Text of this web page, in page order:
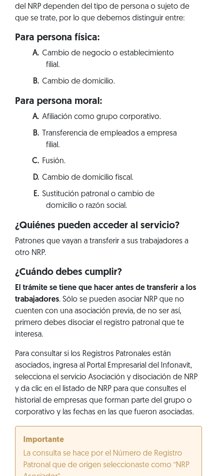
del NRP dependen del tipo de persona o sujeto de
que se trate, por lo que debemos distinguir entre:
Para persona física:
Cambio de negocio o establecimiento
filial.
Cambio de domicilio.
Para persona moral:
Afiliación como grupo corporativo.
Transferencia de empleados a empresa
filial.
Fusión.
Cambio de domicilio fiscal.
Sustitución patronal o cambio de
domicilio o razón social.
¿Quiénes pueden acceder al servicio?
Patrones que vayan a transferir a sus trabajadores a
otro NRP.
¿Cuándo debes cumplir?
El trámite se tiene que hacer antes de transferir a los
trabajadores. Sólo se pueden asociar NRP que no
cuenten con una asociación previa, de no ser así,
primero debes disociar el registro patronal que te
interesa.
Para consultar si los Registros Patronales están
asociados, ingresa al Portal Empresarial del Infonavit,
selecciona el servicio Asociación y disociación de NRP
y da clic en el listado de NRP para que consultes el
historial de empresas que forman parte del grupo o
corporativo y las fechas en las que fueron asociadas.
Importante
La consulta se hace por el Número de Registro
Patronal que de origen seleccionaste como “NRP